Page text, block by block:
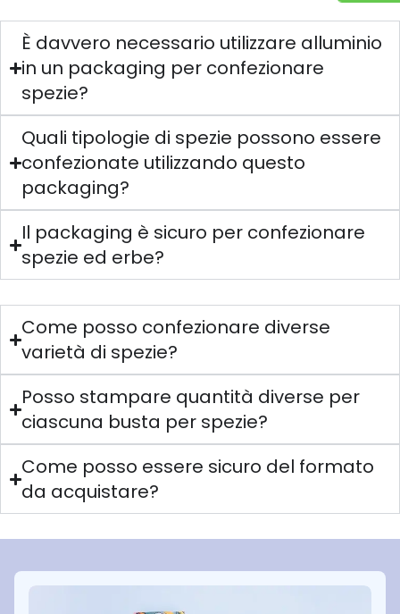
È davvero necessario utilizzare alluminio
in un packaging per confezionare
spezie?
Quali tipologie di spezie possono essere
confezionate utilizzando questo
packaging?
Il packaging è sicuro per confezionare
spezie ed erbe?
Come posso confezionare diverse
varietà di spezie?
Posso stampare quantità diverse per
ciascuna busta per spezie?
Come posso essere sicuro del formato
da acquistare?